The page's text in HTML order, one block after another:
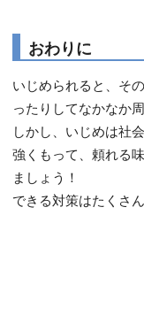
おわりに
いじめられると、そ
ったりしてなかなか
しかし、いじめは社
強くもって、頼れる
ましょう！
できる対策はたくさ